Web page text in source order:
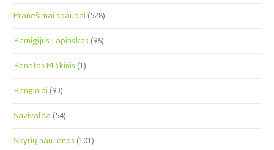
Pranešimai spaudai(528)
Remigijus Lapinskas(96)
Renatas Miškinis(1)
Renginiai(93)
Savivalda(54)
Skyrių naujienos(101)